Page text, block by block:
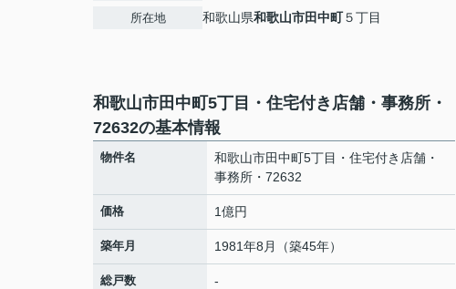
所在地 和歌山県和歌山市田中町５丁目
和歌山市田中町5丁目・住宅付き店舗・事務所・
72632の基本情報
物件名
和歌山市田中町5丁目・住宅付き店舗・
事務所・72632
価格 1億円
築年月 1981年8月（築45年）
総戸数 -